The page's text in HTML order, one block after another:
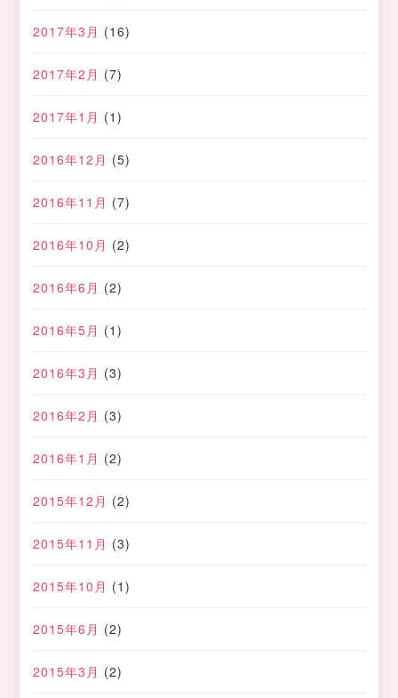
2017年3月 (16)
2017年2月 (7)
2017年1月 (1)
2016年12月 (5)
2016年11月 (7)
2016年10月 (2)
2016年6月 (2)
2016年5月 (1)
2016年3月 (3)
2016年2月 (3)
2016年1月 (2)
2015年12月 (2)
2015年11月 (3)
2015年10月 (1)
2015年6月 (2)
2015年3月 (2)